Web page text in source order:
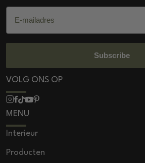
E-mailadres
Subscribe
VOLG ONS OP
MENU
Interieur
Producten